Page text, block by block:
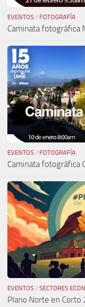
EVENTOS / FOTOGRAFÍA
Caminata fotográfica
EVENTOS / FOTOGRAFÍA
Caminata fotográfica
EVENTOS / SECTORES
Plano Norte en Corto